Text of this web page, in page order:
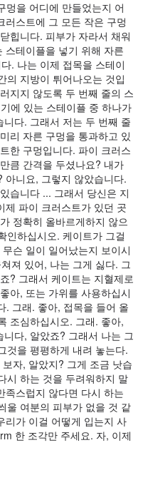
멍을 어디에 만들었는지 어
스트에 그 모든 작은 구멍
힙니다. 피부가 자라서 채워
스테이플을 넣기 위해 자른
. 나는 이제 접목을 스테이
의 지방이 튀어나오는 것입
지지 않도록 두 번째 줄의 스
에 있는 스테이플 중 하나가
다. 그래서 저는 두 번째 줄
리 자른 구멍을 통과하고 있
한 구멍입니다. 파이 크러스
큼 간격을 두셨나요? 내가
아니요, 그렇지 않았습니다.
습니다 ... 그래서 당신은 지
제 파이 크러스트가 있던 곳
정확히 올바르게하지 않으
인하십시오. 케이트가 그걸
슨 일이 일어났는지 보이시
져 있어, 나는 그게 싫다. 그
? 그래서 케이트는 지혈제로
아, 또는 가위를 사용하십시
. 그래. 좋아, 접목을 들어 올
조심하십시오. 그래. 좋아,
다, 알았죠? 그래서 나는 그
것을 평평하게 내려 놓는다.
자, 알았지? 그게 조금 낫습
시 하는 것을 두려워하지 말
족스럽지 않다면 다시 하는
울 여분의 피부가 없을 것 같
리가 이걸 어떻게 입는지 사
한 조각만 주세요. 자, 이제